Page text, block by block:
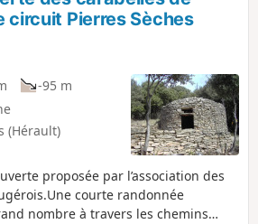
circuit Pierres Sèches
-95 m
(Hérault)
proposée par l’association des
courte randonnée
nombre à travers les chemins